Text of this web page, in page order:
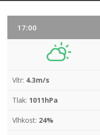
17:00
Vítr: 4.3m/s
Tlak: 1011hPa
Vlhkost: 24%